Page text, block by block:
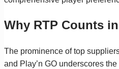
Why RTP Counts
The prominence of top
and Play’n GO underscores